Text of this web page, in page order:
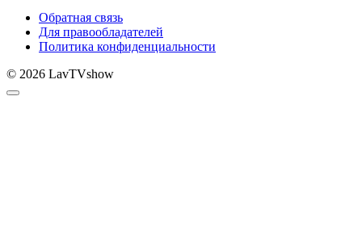
Обратная связь
Для правообладателей
Политика конфиденциальности
© 2026 LavTVshow